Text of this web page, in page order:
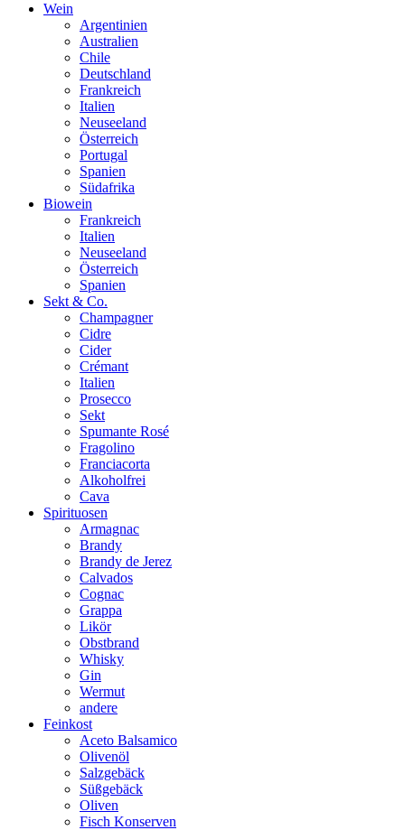
Wein
Argentinien
Australien
Chile
Deutschland
Frankreich
Italien
Neuseeland
Österreich
Portugal
Spanien
Südafrika
Biowein
Frankreich
Italien
Neuseeland
Österreich
Spanien
Sekt & Co.
Champagner
Cidre
Cider
Crémant
Italien
Prosecco
Sekt
Spumante Rosé
Fragolino
Franciacorta
Alkoholfrei
Cava
Spirituosen
Armagnac
Brandy
Brandy de Jerez
Calvados
Cognac
Grappa
Likör
Obstbrand
Whisky
Gin
Wermut
andere
Feinkost
Aceto Balsamico
Olivenöl
Salzgebäck
Süßgebäck
Oliven
Fisch Konserven